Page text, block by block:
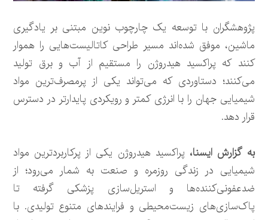
پژوهشگران با توسعه یک چارچوب نوین مبتنی بر یادگیری
ماشین، موفق شده‌اند مسیر طراحی کاتالیست‌هایی را هموار
کنند که پراکسید هیدروژن را مستقیم از آب و برق تولید
می‌کنند؛ دستاوردی که می‌تواند یکی از پرمصرف‌ترین مواد
شیمیایی جهان را با انرژی کمتر و رویکردی پایدارتر در دسترس
قرار دهد.
به گزارش ایسنا، پراکسید هیدروژن یکی از پرکاربردترین مواد
شیمیایی در زندگی روزمره و صنعت به شمار می‌رود؛ از
ضدعفونی‌کننده‌ها و استریل‌سازی پزشکی گرفته تا
پاک‌سازی‌های زیست‌محیطی و فرایندهای متنوع تولیدی. با